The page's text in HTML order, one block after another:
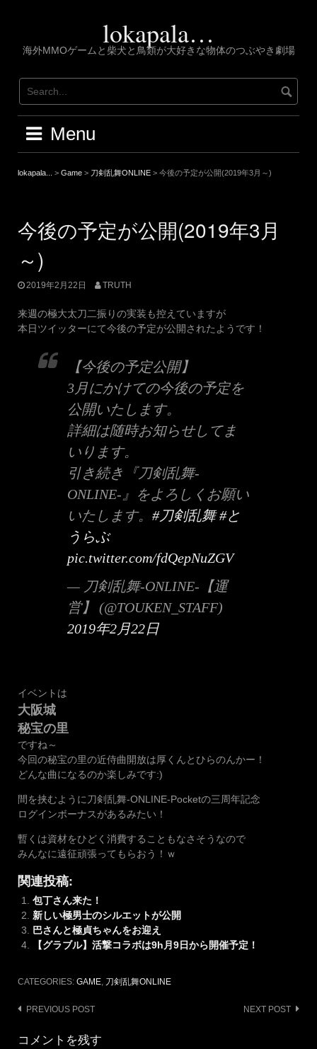
lokapala…
海外MMOゲームと柴犬と鳥類が大好きな物体のつぶやき劇場
Menu
lokapala... > Game > 刀剣乱舞ONLINE > 今後の予定が公開(2019年3月～)
今後の予定が公開(2019年3月
～)
2019年2月22日 TRUTH
来週の極大太刀二振りの実装も控えていますが
本日ツイッターにて今後の予定が公開されたようです！
【今後の予定公開】
3月にかけての今後の予定を
公開いたします。
詳細は随時お知らせしてま
いります。
引き続き『刀剣乱舞-
ONLINE-』をよろしくお願い
いたします。 #刀剣乱舞 #と
うらぶ
pic.twitter.com/fdQepNuZGV
— 刀剣乱舞-ONLINE-【運
営】 (@TOUKEN_STAFF)
2019年2月22日
イベントは
大阪城
秘宝の里
ですね～
今回の秘宝の里の近侍曲開放は厚くんとひらのんかー！
どんな曲になるのか楽しみです:)
間を挟むように刀剣乱舞-ONLINE-Pocketの三周年記念
ログインボーナスがあるみたい！
暫くは資材をひどく消費することもなさそうなので
みんなに遠征頑張ってもらおう！ｗ
関連投稿:
包丁さん来た！
新しい極男士のシルエットが公開
巴さんと極貞ちゃんをお迎え
【グラブル】活撃コラボは9h月9日から開催予定！
CATEGORIES: GAME, 刀剣乱舞ONLINE
Post
navigation
PREVIOUS POST NEXT POST
コメントを残す